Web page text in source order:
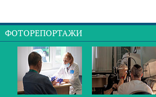
ФОТОРЕПОРТАЖИ